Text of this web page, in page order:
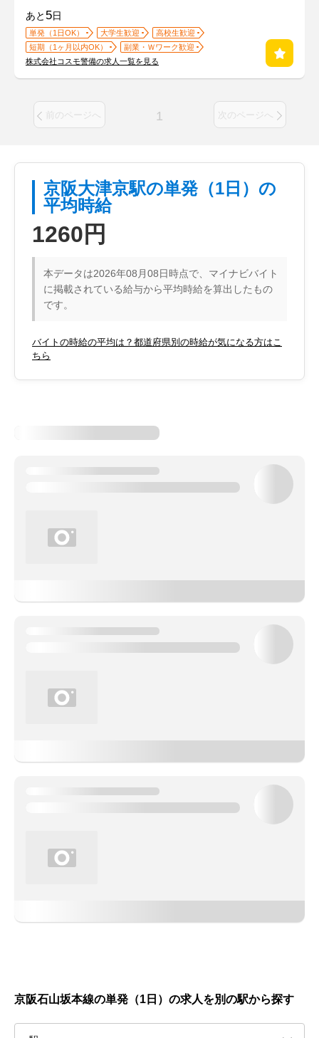
あと 5日
単発（1日OK） 大学生歓迎
高校生歓迎
短期（1ヶ月以内OK）
副業・Ｗワーク歓迎
株式会社コスモ警備の求人一覧を見る
前のページへ 1 次のページへ
京阪大津京駅の単発（1日）の
平均時給
1260円
本データは2026年08月08日時点で、マイナビバイト
に掲載されている給与から平均時給を算出したもの
です。
バイトの時給の平均は？都道府県別の時給が気になる方はこ
ちら
京阪石山坂本線の単発（1日）の求人を別の駅から探す